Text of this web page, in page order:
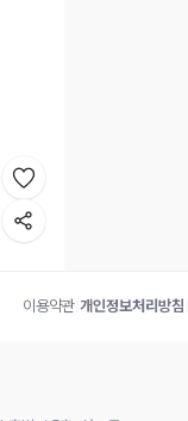
이용약관 개인정보처리방침